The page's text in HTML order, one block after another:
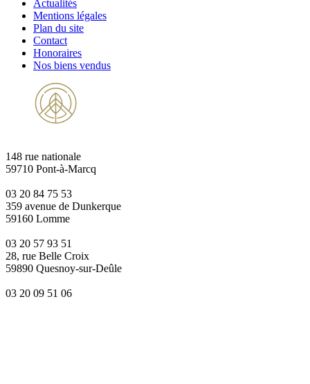
Actualités
Mentions légales
Plan du site
Contact
Honoraires
Nos biens vendus
148 rue nationale
59710 Pont-à-Marcq
03 20 84 75 53
359 avenue de Dunkerque
59160 Lomme
03 20 57 93 51
28, rue Belle Croix
59890 Quesnoy-sur-Deûle
03 20 09 51 06